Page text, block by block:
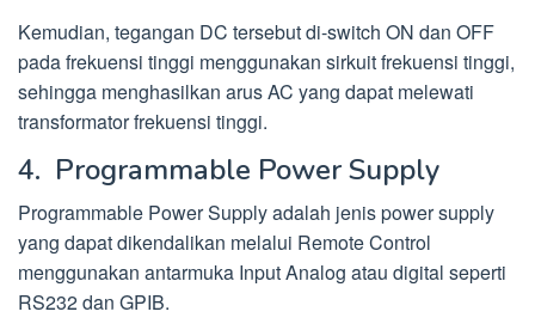
Kemudian, tegangan DC tersebut di-switch ON dan OFF
pada frekuensi tinggi menggunakan sirkuit frekuensi tinggi,
sehingga menghasilkan arus AC yang dapat melewati
transformator frekuensi tinggi.
4. Programmable Power Supply
Programmable Power Supply adalah jenis power supply
yang dapat dikendalikan melalui Remote Control
menggunakan antarmuka Input Analog atau digital seperti
RS232 dan GPIB.